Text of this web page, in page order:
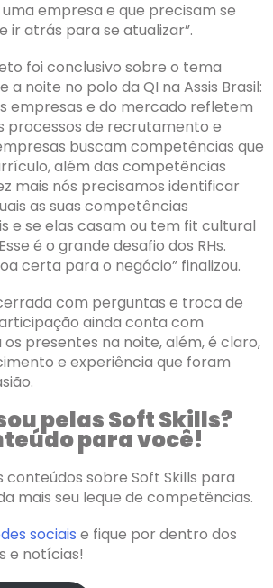
empresa e que precisam se
ir atrás para se atualizar”.
foi conclusivo sobre o tema
noite no polo da QI na Assis Brasil:
empresas e do mercado refletem
processos de recrutamento e
buscam competências que
além das competências
mais nós precisamos identificar
as suas competências
e se elas casam ou tem fit cultural
é o grande desafio dos RHs.
certa para o negócio” finalizou.
com perguntas e troca de
ainda conta com
presentes na noite, além, é claro,
e experiência que foram
pelas Soft Skills?
para você!
conteúdos sobre Soft Skills para
mais seu leque de competências.
sociais e fique por dentro dos
e notícias!